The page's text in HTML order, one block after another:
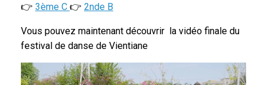
👉 3ème C 👉 2nde B
Vous pouvez maintenant découvrir la vidéo finale du
festival de danse de Vientiane